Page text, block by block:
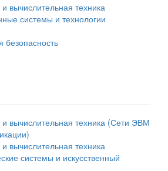
вычислительная техника
системы и технологии
безопасность
вычислительная техника (Сети ЭВМ
вычислительная техника
системы и искусственный